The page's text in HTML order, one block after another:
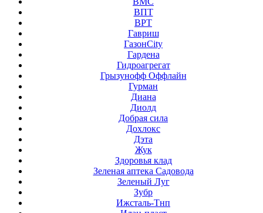
ВПТ
ВРТ
Гавриш
ГазонCity
Гардена
Гидроагрегат
Грызунофф Оффлайн
Гурман
Диана
Диолд
Добрая сила
Дохлокс
Дэта
Жук
Здоровья клад
Зеленая аптека Садовода
Зеленый Луг
Зубр
Ижсталь-Тнп